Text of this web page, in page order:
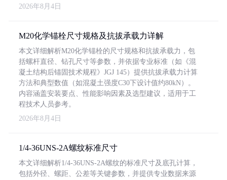
2026年8月4日
M20化学锚栓尺寸规格及抗拔承载力详解
本文详细解析M20化学锚栓的尺寸规格和抗拔承载力，包
括螺杆直径、钻孔尺寸等参数，并依据专业标准（如《混
凝土结构后锚固技术规程》JGJ 145）提供抗拔承载力计算
方法和典型数值（如混凝土强度C30下设计值约80kN）。
内容涵盖安装要点、性能影响因素及选型建议，适用于工
程技术人员参考。
2026年8月4日
1/4-36UNS-2A螺纹标准尺寸
本文详细解析1/4-36UNS-2A螺纹的标准尺寸及底孔计算，
包括外径、螺距、公差等关键参数，并提供专业数据来源